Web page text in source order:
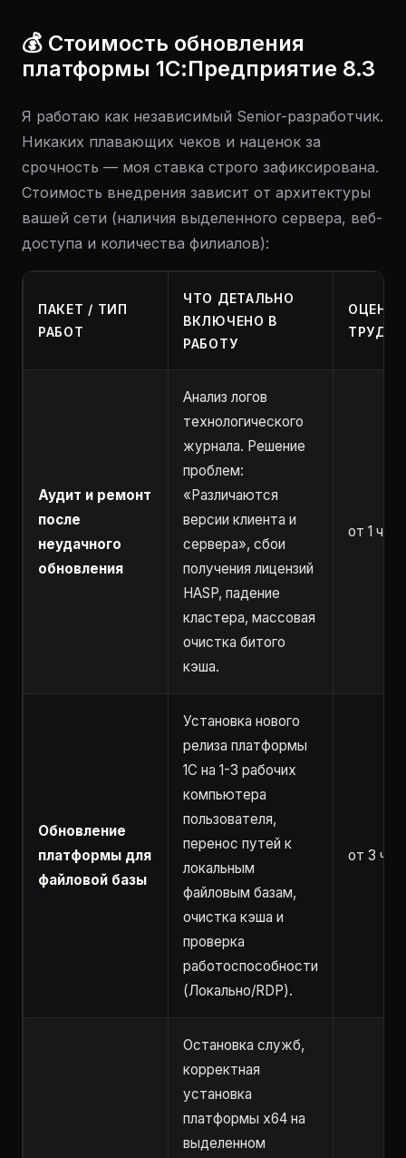
💰 Стоимость обновления
платформы 1С:Предприятие 8.3
Я работаю как независимый Senior-разработчик.
Никаких плавающих чеков и наценок за
срочность — моя ставка строго зафиксирована.
Стоимость внедрения зависит от архитектуры
вашей сети (наличия выделенного сервера, веб-
доступа и количества филиалов):
ПАКЕТ / ТИП
РАБОТ
ЧТО ДЕТАЛЬНО
ВКЛЮЧЕНО В
РАБОТУ
ОЦЕНКА
Аудит и ремонт
после
неудачного
обновления
Анализ логов
технологического
журнала. Решение
проблем:
«Различаются
версии клиента и
сервера», сбои
получения лицензий
HASP, падение
кластера, массовая
очистка битого
кэша.
от 1 часа
Обновление
платформы для
файловой базы
Установка нового
релиза платформы
1С на 1-3 рабочих
компьютера
пользователя,
перенос путей к
локальным
файловым базам,
очистка кэша и
проверка
работоспособности
(Локально/RDP).
от 3
Остановка служб,
корректная
установка
платформы x64 на
выделенном